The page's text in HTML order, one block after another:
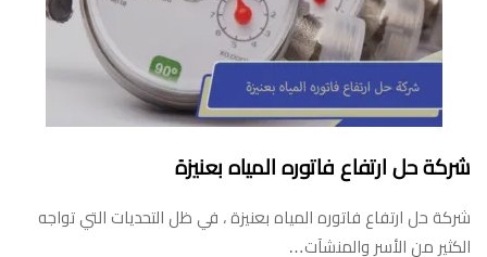
شركة حل ارتفاع فاتوره المياه بعنيزة
شركة حل ارتفاع فاتوره المياه بعنيزة ، في ظل التحديات التي تواجه
الكثير من الأسر والمنشآت…